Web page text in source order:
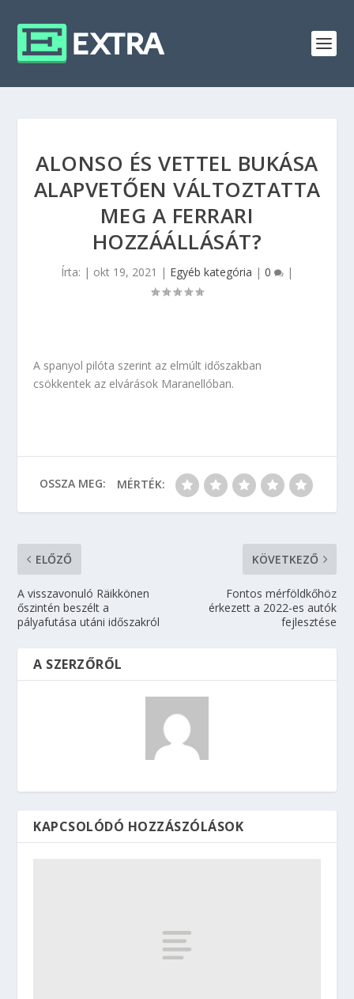
ALONSO ÉS VETTEL BUKÁSA
ALAPVETŐEN VÁLTOZTATTA
MEG A FERRARI
HOZZÁÁLLÁSÁT?
Írta: | okt 19, 2021 | Egyéb kategória | 0 |
A spanyol pilóta szerint az elmúlt időszakban
csökkentek az elvárások Maranellóban.
OSSZA MEG: MÉRTÉK:
ELŐZŐ
A visszavonuló Räikkönen
őszintén beszélt a
pályafutása utáni időszakról
KÖVETKEZŐ
Fontos mérföldkőhöz
érkezett a 2022-es autók
fejlesztése
A SZERZŐRŐL
KAPCSOLÓDÓ HOZZÁSZÓLÁSOK